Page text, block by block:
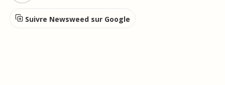
Suivre Newsweed sur Google